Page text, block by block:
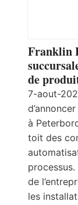
Franklin
de
7-aout-
à
toit des
de
les